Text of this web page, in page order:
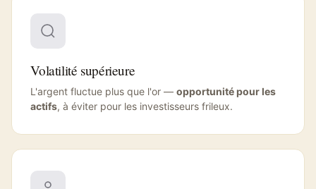
Volatilité supérieure
L'argent fluctue plus que l'or —opportunité pour les
actifs, à éviter pour les investisseurs frileux.